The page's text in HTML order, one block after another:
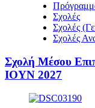
Σχολές
Σχολές
Σχολές
Σχολή Μέσου
ΙΟΥΝ 2027